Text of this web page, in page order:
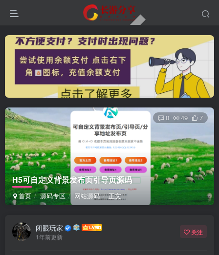
H5可自定义背景发布页引导页源码
首页 源码专区 网站源码 正文
0 49 7
闭眼玩家
1年前更新
关注